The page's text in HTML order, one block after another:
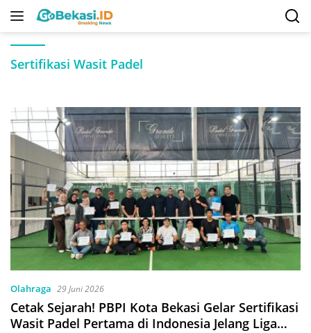
Langsung
Sertifikasi Wasit Padel
Olahraga 29 Juni 2026
Cetak Sejarah! PBPI Kota Bekasi Gelar Sertifikasi
Wasit Padel Pertama di Indonesia Jelang Liga